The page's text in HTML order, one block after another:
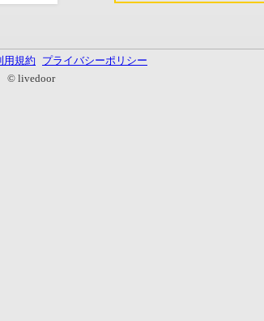
用規約
プライバシーポリシー
© livedoor